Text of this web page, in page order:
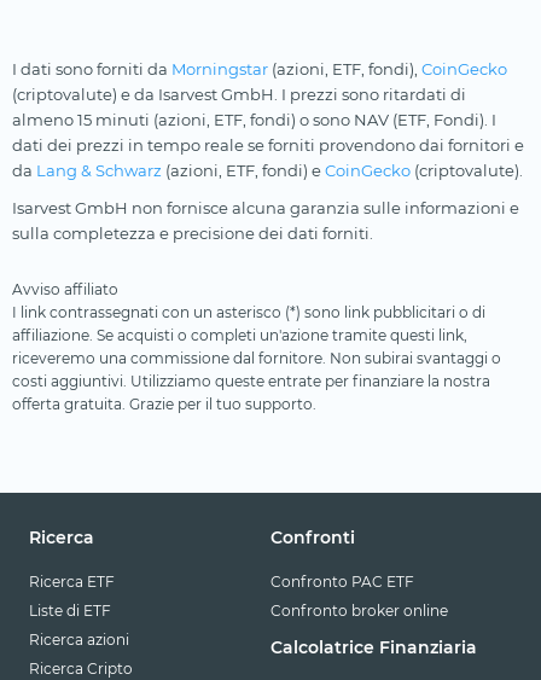
I dati sono forniti da Morningstar (azioni, ETF, fondi), CoinGecko
(criptovalute) e da Isarvest GmbH. I prezzi sono ritardati di
almeno 15 minuti (azioni, ETF, fondi) o sono NAV (ETF, Fondi). I
dati dei prezzi in tempo reale se forniti provendono dai fornitori e
da Lang & Schwarz (azioni, ETF, fondi) eCoinGecko (criptovalute).
Isarvest GmbH non fornisce alcuna garanzia sulle informazioni e
sulla completezza e precisione dei dati forniti.
Avviso affiliato
I link contrassegnati con un asterisco (*) sono link pubblicitari o di
affiliazione. Se acquisti o completi un'azione tramite questi link,
riceveremo una commissione dal fornitore. Non subirai svantaggi o
costi aggiuntivi. Utilizziamo queste entrate per finanziare la nostra
offerta gratuita. Grazie per il tuo supporto.
Ricerca
Ricerca ETF
Liste di ETF
Ricerca azioni
Ricerca Cripto
Confronti
Confronto PAC ETF
Confronto broker online
Calcolatrice Finanziaria